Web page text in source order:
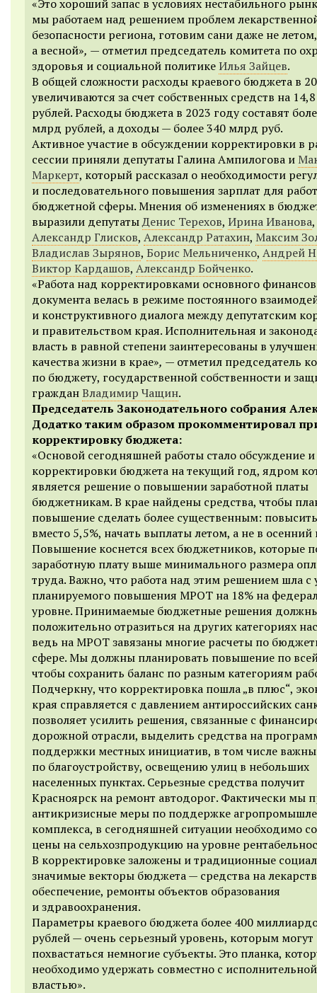
«Это хороший запас в условиях нестабильного
мы работаем над решением проблем
безопасности региона, готовим сани даже не летом,
а весной», — отметил председатель комитета по
здоровья и социальной политикеИлья Зайцев.
В общей сложности расходы краевого бюджета в
увеличиваются за счет собственных средств на
рублей. Расходы бюджета в 2023 году составят
млрд рублей, а доходы — более 340 млрд руб.
Активное участие в обсуждении корректировки в
сессии приняли депутаты Галина Ампилогова и
Маркерт, который рассказал о необходимости
и последовательного повышения зарплат для
бюджетной сферы. Мнения об изменениях в
выразили депутатыДенис Терехов, Ирина Иванова,
Александр Глисков, Александр Ратахин, Максим
Владислав Зырянов, Борис Мельниченко, Андрей
Виктор Кардашов, Александр Бойченко.
«Работа над корректировками основного
документа велась в режиме постоянного
и конструктивного диалога между депутатским
и правительством края. Исполнительная и
власть в равной степени заинтересованы в
качества жизни в крае», — отметил председатель
по бюджету, государственной собственности и
гражданВладимир Чащин.
Председатель Законодательного собрания
Додатко таким образом прокомментировал
корректировку бюджета:
«Основой сегодняшней работы стало обсуждение
корректировки бюджета на текущий год, ядром
является решение о повышении заработной платы
бюджетникам. В крае найдены средства, чтобы
повышение сделать более существенным:
вместо 5,5%, начать выплаты летом, а не в
Повышение коснется всех бюджетников, которые
заработную плату выше минимального размера
труда. Важно, что работа над этим решением шла с
планируемого повышения МРОТ на 18% на
уровне. Принимаемые бюджетные решения
положительно отразиться на других категориях
ведь на МРОТ завязаны многие расчеты по
сфере. Мы должны планировать повышение по
чтобы сохранить баланс по разным категориям
Подчеркну, что корректировка пошла „в плюс“,
края справляется с давлением антироссийских
позволяет усилить решения, связанные с
дорожной отрасли, выделить средства на
поддержки местных инициатив, в том числе
по благоустройству, освещению улиц в небольших
населенных пунктах. Серьезные средства получит
Красноярск на ремонт автодорог. Фактически мы
антикризисные меры по поддержке
комплекса, в сегодняшней ситуации необходимо
цены на сельхозпродукцию на уровне
В корректировке заложены и традиционные
значимые векторы бюджета — средства на
обеспечение, ремонты объектов образования
и здравоохранения.
Параметры краевого бюджета более 400
рублей — очень серьезный уровень, которым могут
похвастаться немногие субъекты. Это планка,
необходимо удержать совместно с исполнительной
властью».